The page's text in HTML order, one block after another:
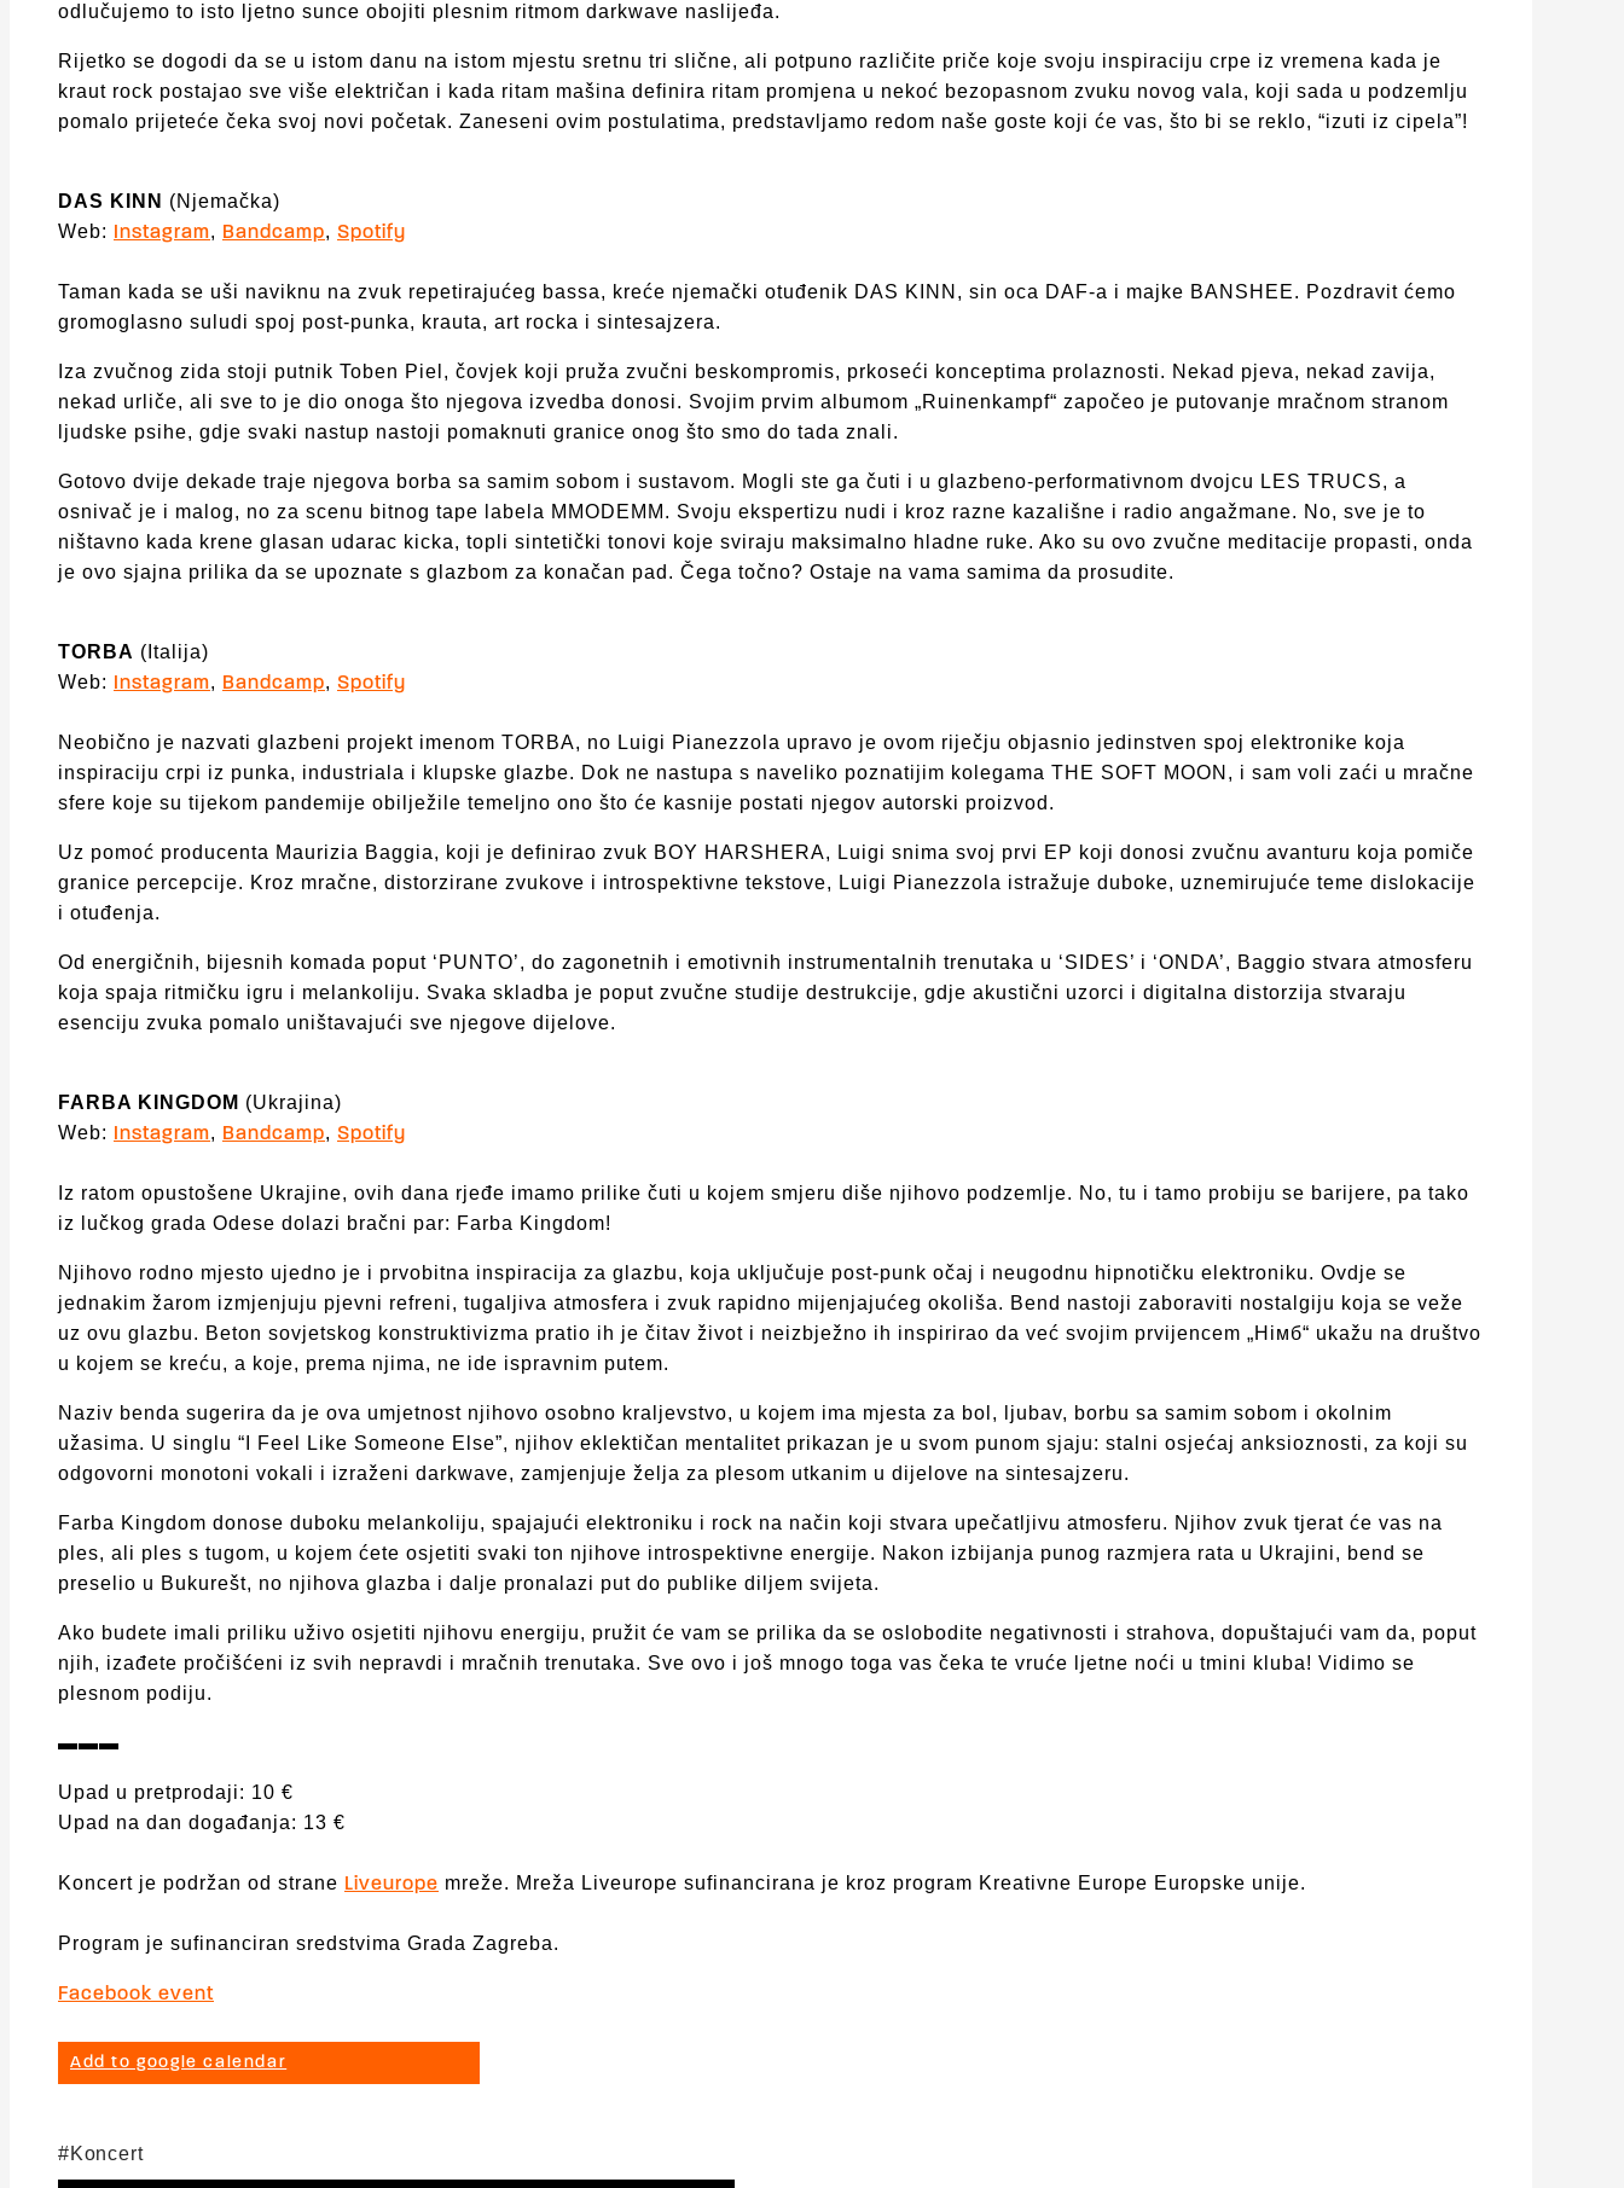
odlučujemo to isto ljetno sunce obojiti plesnim ritmom darkwave naslijeđa.
Rijetko se dogodi da se u istom danu na istom mjestu sretnu tri slične, ali potpuno različite priče koje svoju inspiraciju crpe iz vremena kada je
kraut rock postajao sve više električan i kada ritam mašina definira ritam promjena u nekoć bezopasnom zvuku novog vala, koji sada u podzemlju
pomalo prijeteće čeka svoj novi početak. Zaneseni ovim postulatima, predstavljamo redom naše goste koji će vas, što bi se reklo, “izuti iz cipela”!
DAS KINN (Njemačka)
Web:
Instagram, Bandcamp, Spotify
Taman kada se uši naviknu na zvuk repetirajućeg bassa, kreće njemački otuđenik DAS KINN, sin oca DAF-a i majke BANSHEE. Pozdravit ćemo
gromoglasno suludi spoj post-punka, krauta, art rocka i sintesajzera.
Iza zvučnog zida stoji putnik Toben Piel, čovjek koji pruža zvučni beskompromis, prkoseći konceptima prolaznosti. Nekad pjeva, nekad zavija,
nekad urliče, ali sve to je dio onoga što njegova izvedba donosi. Svojim prvim albumom „Ruinenkampf“ započeo je putovanje mračnom stranom
ljudske psihe, gdje svaki nastup nastoji pomaknuti granice onog što smo do tada znali.
Gotovo dvije dekade traje njegova borba sa samim sobom i sustavom. Mogli ste ga čuti i u glazbeno-performativnom dvojcu LES TRUCS, a
osnivač je i malog, no za scenu bitnog tape labela MMODEMM. Svoju ekspertizu nudi i kroz razne kazališne i radio angažmane. No, sve je to
ništavno kada krene glasan udarac kicka, topli sintetički tonovi koje sviraju maksimalno hladne ruke. Ako su ovo zvučne meditacije propasti, onda
je ovo sjajna prilika da se upoznate s glazbom za konačan pad. Čega točno? Ostaje na vama samima da prosudite.
TORBA (Italija)
Web:
Instagram, Bandcamp, Spotify
Neobično je nazvati glazbeni projekt imenom TORBA, no Luigi Pianezzola upravo je ovom riječju objasnio jedinstven spoj elektronike koja
inspiraciju crpi iz punka, industriala i klupske glazbe. Dok ne nastupa s naveliko poznatijim kolegama THE SOFT MOON, i sam voli zaći u mračne
sfere koje su tijekom pandemije obilježile temeljno ono što će kasnije postati njegov autorski proizvod.
Uz pomoć producenta Maurizia Baggia, koji je definirao zvuk BOY HARSHERA, Luigi snima svoj prvi EP koji donosi zvučnu avanturu koja pomiče
granice percepcije. Kroz mračne, distorzirane zvukove i introspektivne tekstove, Luigi Pianezzola istražuje duboke, uznemirujuće teme dislokacije
i otuđenja.
Od energičnih, bijesnih komada poput ‘PUNTO’, do zagonetnih i emotivnih instrumentalnih trenutaka u ‘SIDES’ i ‘ONDA’, Baggio stvara atmosferu
koja spaja ritmičku igru i melankoliju. Svaka skladba je poput zvučne studije destrukcije, gdje akustični uzorci i digitalna distorzija stvaraju
esenciju zvuka pomalo uništavajući sve njegove dijelove.
FARBA KINGDOM (Ukrajina)
Web:
Instagram, Bandcamp, Spotify
Iz ratom opustošene Ukrajine, ovih dana rjeđe imamo prilike čuti u kojem smjeru diše njihovo podzemlje. No, tu i tamo probiju se barijere, pa tako
iz lučkog grada Odese dolazi bračni par: Farba Kingdom!
Njihovo rodno mjesto ujedno je i prvobitna inspiracija za glazbu, koja uključuje post-punk očaj i neugodnu hipnotičku elektroniku. Ovdje se
jednakim žarom izmjenjuju pjevni refreni, tugaljiva atmosfera i zvuk rapidno mijenjajućeg okoliša. Bend nastoji zaboraviti nostalgiju koja se veže
uz ovu glazbu. Beton sovjetskog konstruktivizma pratio ih je čitav život i neizbježno ih inspirirao da već svojim prvijencem „Німб“ ukažu na društvo
u kojem se kreću, a koje, prema njima, ne ide ispravnim putem.
Naziv benda sugerira da je ova umjetnost njihovo osobno kraljevstvo, u kojem ima mjesta za bol, ljubav, borbu sa samim sobom i okolnim
užasima. U singlu “I Feel Like Someone Else”, njihov eklektičan mentalitet prikazan je u svom punom sjaju: stalni osjećaj anksioznosti, za koji su
odgovorni monotoni vokali i izraženi darkwave, zamjenjuje želja za plesom utkanim u dijelove na sintesajzeru.
Farba Kingdom donose duboku melankoliju, spajajući elektroniku i rock na način koji stvara upečatljivu atmosferu. Njihov zvuk tjerat će vas na
ples, ali ples s tugom, u kojem ćete osjetiti svaki ton njihove introspektivne energije. Nakon izbijanja punog razmjera rata u Ukrajini, bend se
preselio u Bukurešt, no njihova glazba i dalje pronalazi put do publike diljem svijeta.
Ako budete imali priliku uživo osjetiti njihovu energiju, pružit će vam se prilika da se oslobodite negativnosti i strahova, dopuštajući vam da, poput
njih, izađete pročišćeni iz svih nepravdi i mračnih trenutaka. Sve ovo i još mnogo toga vas čeka te vruće ljetne noći u tmini kluba! Vidimo se
plesnom podiju.
▬▬▬
Upad u pretprodaji: 10 €
Upad na dan događanja: 13 €
Koncert je podržan od strane Liveurope mreže. Mreža Liveurope sufinancirana je kroz program Kreativne Europe Europske unije.
Program je sufinanciran sredstvima Grada Zagreba.
Facebook event
Add to google calendar
Koncert